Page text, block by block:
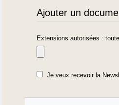
Ajouter un
Extensions autorisées :
Je veux recevoir la